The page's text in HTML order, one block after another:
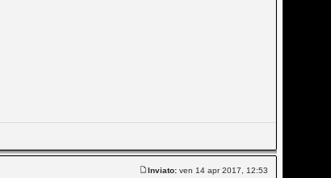
Inviato: ven 14 apr 2017, 12:53